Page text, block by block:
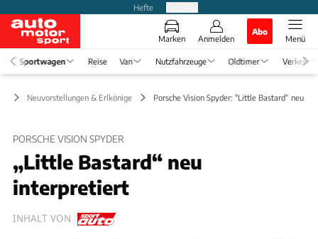
Hefte
Marken Anmelden
Abo
Menü
Sportwagen Reise Van Nutzfahrzeuge Oldtimer Verkehr
Neuvorstellungen & Erlkönige Porsche Vision Spyder: "Little Bastard“ neu
PORSCHE VISION SPYDER
„Little Bastard“ neu
interpretiert
INHALT VON